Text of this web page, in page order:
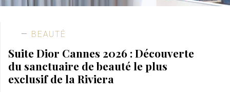
BEAUTÉ
Suite Dior Cannes 2026 : Découverte
du sanctuaire de beauté le plus
exclusif de la Riviera